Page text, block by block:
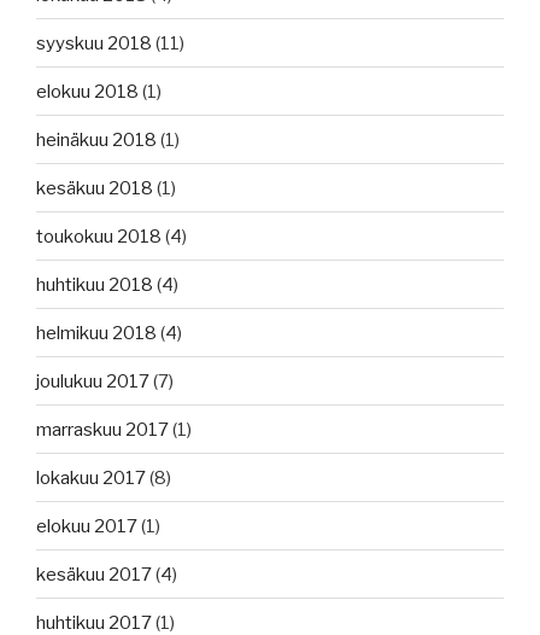
syyskuu 2018 (11)
elokuu 2018 (1)
heinäkuu 2018 (1)
kesäkuu 2018 (1)
toukokuu 2018 (4)
huhtikuu 2018 (4)
helmikuu 2018 (4)
joulukuu 2017(7)
marraskuu 2017(1)
lokakuu 2017(8)
elokuu 2017(1)
kesäkuu 2017(4)
huhtikuu 2017(1)